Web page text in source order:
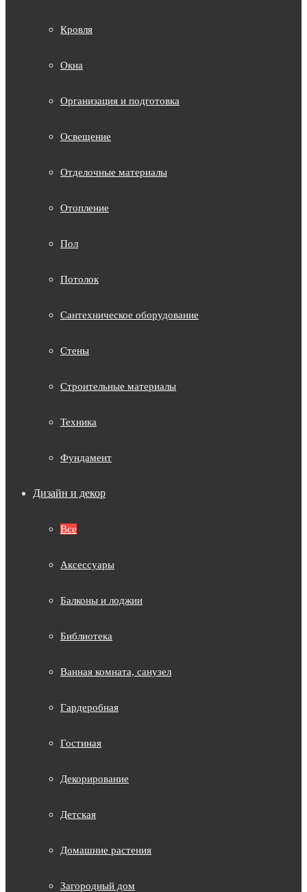
Кровля
Окна
Организация и подготовка
Освещение
Отделочные материалы
Отопление
Пол
Потолок
Сантехническое оборудование
Стены
Строительные материалы
Техника
Фундамент
Дизайн и декор
Все
Аксессуары
Балконы и лоджии
Библиотека
Ванная комната, санузел
Гардеробная
Гостиная
Декорирование
Детская
Домашние растения
Загородный дом